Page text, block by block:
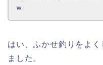
ｗ
はい、ふかせ釣りをよ
ました。